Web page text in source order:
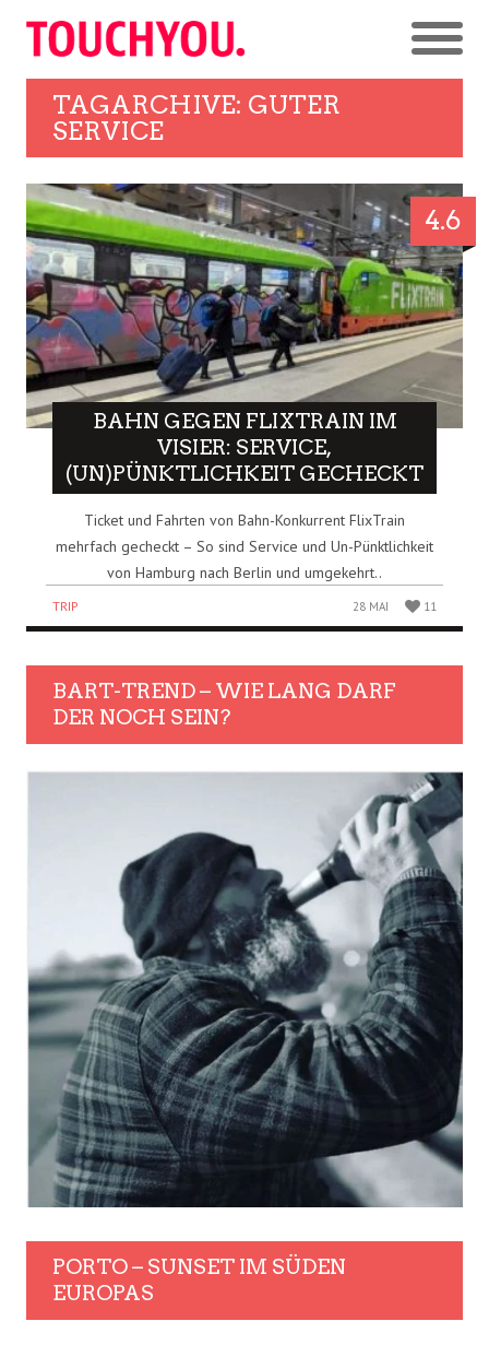
TAGARCHIVE: GUTER
SERVICE
4.6
BAHN GEGEN FLIXTRAIN IM
VISIER: SERVICE,
(UN)PÜNKTLICHKEIT GECHECKT
Ticket und Fahrten von Bahn-Konkurrent FlixTrain
mehrfach gecheckt – So sind Service und Un-Pünktlichkeit
von Hamburg nach Berlin und umgekehrt..
TRIP 28 MAI 11
BART-TREND – WIE LANG DARF
DER NOCH SEIN?
PORTO – SUNSET IM SÜDEN
EUROPAS